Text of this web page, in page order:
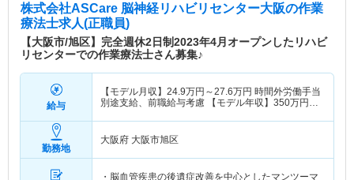
株式会社ASCare 脳神経リハビリセンター大阪の作業
療法士求人(正職員)
【大阪市/旭区】完全週休2日制2023年4月オープンしたリハビ
リセンターでの作業療法士さん募集♪
給与
【モデル月収】 24.9万円～27.6万円 時間外労働手当
別途支給、前職給与考慮 【モデル年収】 350万円～
勤務地
大阪府 大阪市旭区
・脳血管疾患の後遺症改善を中心としたマンツーマ